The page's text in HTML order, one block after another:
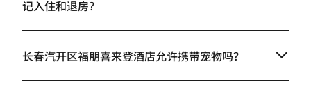
记入住和退房？
长春汽开区福朋喜来登酒店允许携带宠物吗？